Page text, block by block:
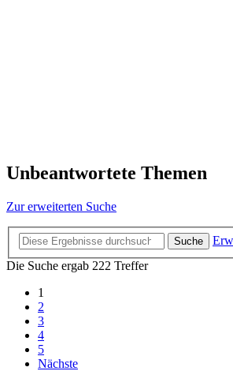
Unbeantwortete Themen
Zur erweiterten Suche
Suche
Die Suche ergab 222 Treffer
1
2
3
4
5
Nächste